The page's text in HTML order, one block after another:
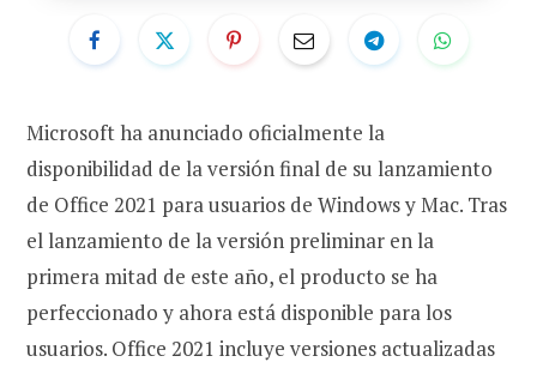
Microsoft ha anunciado oficialmente la
disponibilidad de la versión final de su lanzamiento
de Office 2021 para usuarios de Windows y Mac. Tras
el lanzamiento de la versión preliminar en la
primera mitad de este año, el producto se ha
perfeccionado y ahora está disponible para los
usuarios. Office 2021 incluye versiones actualizadas